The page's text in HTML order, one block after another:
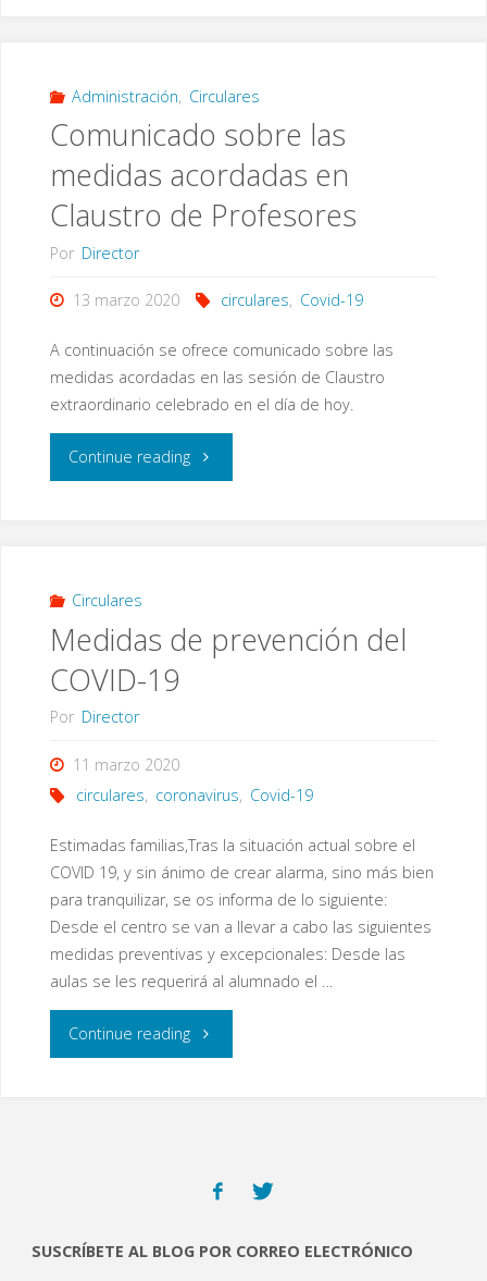
la
Consejería
de
Educación
Administración, Circulares
Comunicado sobre las
medidas acordadas en
Claustro de Profesores
Por Director
13 marzo 2020 circulares, Covid-19
A continuación se ofrece comunicado sobre las
medidas acordadas en las sesión de Claustro
extraordinario celebrado en el día de hoy.
Continue reading"Comunicado
acordadas
Circulares
Medidas de prevención del
COVID-19
Por Director
11 marzo 2020
circulares, coronavirus, Covid-19
Estimadas familias,Tras la situación actual sobre el
COVID 19, y sin ánimo de crear alarma, sino más bien
para tranquilizar, se os informa de lo siguiente:
Desde el centro se van a llevar a cabo las siguientes
medidas preventivas y excepcionales: Desde las
aulas se les requerirá al alumnado el …
Continue reading"Medidas
SUSCRÍBETE AL BLOG POR CORREO ELECTRÓNICO